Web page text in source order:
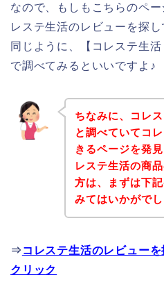
なので、もしもこちらのペ
レステ生活のレビューを探
同じように、【コレステ生
で調べてみるといいですよ♪
ちなみに、コレ
と調べていてコ
きるページを発
レステ生活の商
方は、まずは下
みてはいかがで
⇒ コレステ生活のレビュー
クリック